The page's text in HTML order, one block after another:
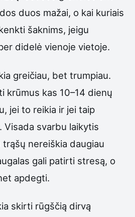
duos mažai, o kai kuriais
šaknims, jeigu
didelė vienoje vietoje.
greičiau, bet trumpiau.
krūmus kas 10–14 dienų
jei to reikia ir jei taip
Visada svarbu laikytis
trąšų nereiškia daugiau
gali patirti stresą, o
apdegti.
skirti rūgščią dirvą